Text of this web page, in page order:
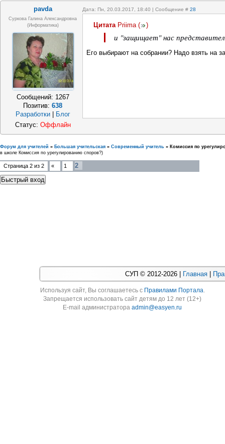
pavda Дата: Пн, 20.03.2017, 18:40 | Сообщение # 28
Суркова Галина Александровна
(информатика)
Сообщений: 1267
Позитив:638
Разработки
Блог
Цитата Priima( )
и "защищает" нас
Его выбирают на собрании? Надо взять на
Статус: Оффлайн
Форум для учителей » Большая учительская » Современный учитель » Комиссия по
в школе Комиссия по урегулированию споров?)
Страница 2 из 2 « 1 2
СУП © 2012-2026 | Главная
Используя cайт, Вы соглашаетесь с Правилами Портала.
Запрещается использовать сайт детям до 12 лет (12+)
E-mail администратораadmin@easyen.ru